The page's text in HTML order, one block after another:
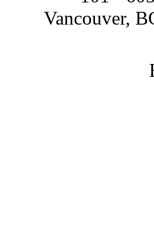
Vancouver,